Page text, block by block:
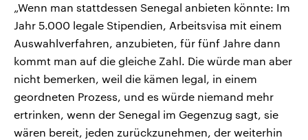
„Wenn man stattdessen Senegal anbieten könnte: Im
Jahr 5.000 legale Stipendien, Arbeitsvisa mit einem
Auswahlverfahren, anzubieten, für fünf Jahre dann
kommt man auf die gleiche Zahl. Die würde man aber
nicht bemerken, weil die kämen legal, in einem
geordneten Prozess, und es würde niemand mehr
ertrinken, wenn der Senegal im Gegenzug sagt, sie
wären bereit, jeden zurückzunehmen, der weiterhin